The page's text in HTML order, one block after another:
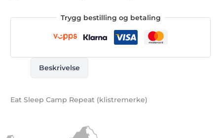
Trygg bestilling og betaling
Beskrivelse
Eat Sleep Camp Repeat (klistremerke)